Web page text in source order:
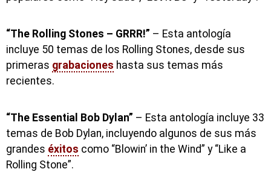
“The Rolling Stones – GRRR!” – Esta antología
incluye 50 temas de los Rolling Stones, desde sus
primeras grabaciones hasta sus temas más
recientes.
“The Essential Bob Dylan” – Esta antología incluye 33
temas de Bob Dylan, incluyendo algunos de sus más
grandes éxitos como “Blowin’ in the Wind” y “Like a
Rolling Stone”.